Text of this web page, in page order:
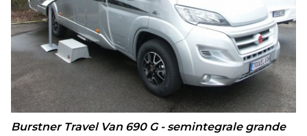
Burstner Travel Van 690 G - semintegrale grande